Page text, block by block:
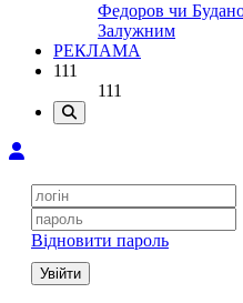
Федоров чи
Залужним
РЕКЛАМА
111
111
Відновити пароль
Увійти